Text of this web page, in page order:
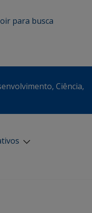
ir para busca
Ciência,